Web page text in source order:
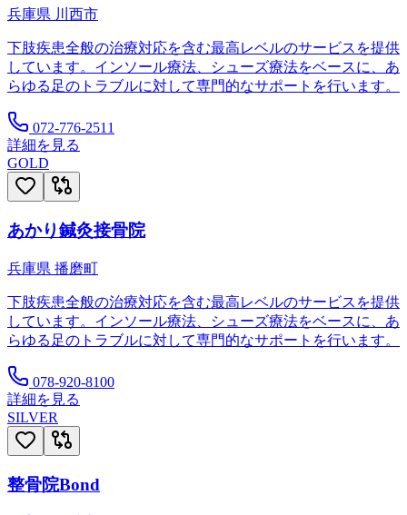
兵庫県 川西市
下肢疾患全般の治療対応を含む最高レベルのサービスを提供
しています。インソール療法、シューズ療法をベースに、あ
らゆる足のトラブルに対して専門的なサポートを行います。
072-776-2511
詳細を見る
GOLD
あかり鍼灸接骨院
兵庫県 播磨町
下肢疾患全般の治療対応を含む最高レベルのサービスを提供
しています。インソール療法、シューズ療法をベースに、あ
らゆる足のトラブルに対して専門的なサポートを行います。
078-920-8100
詳細を見る
SILVER
整骨院Bond